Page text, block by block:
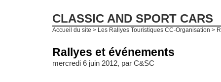
CLASSIC AND SPORT CARS
Accueil du site > Les Rallyes Touristiques CC-Organisation >
Rallyes et événements
mercredi 6 juin 2012, par C&SC